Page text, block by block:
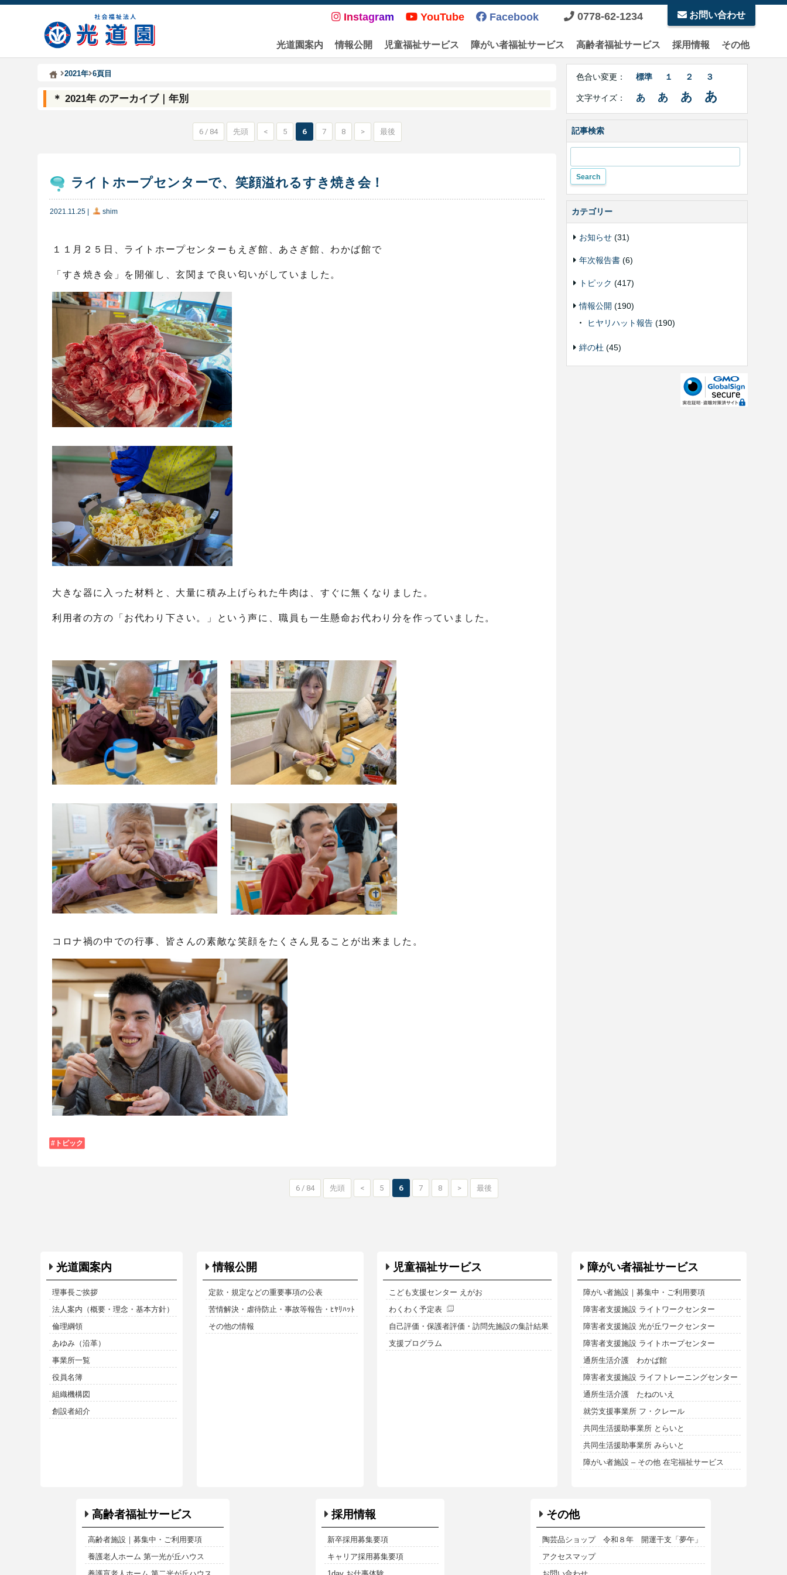
Instagram YouTube Facebook 0778-62-1234 お問い合わせ
光道園案内 情報公開 児童福祉サービス 障がい者福祉サービス 高齢者福祉サービス 採用情報 その他
Kodoen | Breadcrumbs list
社会福祉法人 光道園
2021年 6頁目
＊ 2021年 のアーカイブ｜年別
6 / 84 先頭 < 5 6 7 8 > 最後
ライトホープセンターで、笑顔溢れるすき焼き会！
2021.11.25 shim
１１月２５日、ライトホープセンターもえぎ館、あさぎ館、わかば館で
「すき焼き会」を開催し、玄関まで良い匂いがしていました。
大きな器に入った材料と、大量に積み上げられた牛肉は、すぐに無くなりました。
利用者の方の「お代わり下さい。」という声に、職員も一生懸命お代わり分を作っていました。
コロナ禍の中での行事、皆さんの素敵な笑顔をたくさん見ることが出来ました。
トピック
Right
Side
色
合
変
色合い変更： 標準 １ ２ ３
文字サイズ： あ あ あ あ
記事検索
カテゴリー
お知らせ (31)
年次報告書 (6)
トピック (417)
情報公開 (190)
ヒヤリハット報告 (190)
絆の杜 (45)
6 / 84 先頭 < 5 6 7 8 > 最後
光道園案内
理事長ご挨拶
法人案内（概要・理念・基本方針）
倫理綱領
あゆみ（沿革）
事業所一覧
役員名簿
組織機構図
創設者紹介
情報公開
定款・規定などの重要事項の公表
苦情解決・虐待防止・事故等報告・ﾋﾔﾘﾊｯﾄ
その他の情報
児童福祉サービス
こども支援センター えがお
わくわく予定表
自己評価・保護者評価・訪問先施設の集計結果
支援プログラム
障がい者福祉サービス
障がい者施設｜募集中・ご利用要項
障害者支援施設 ライトワークセンター
障害者支援施設 光が丘ワークセンター
障害者支援施設 ライトホープセンター
通所生活介護 わかば館
障害者支援施設 ライフトレーニングセンター
通所生活介護 たねのいえ
就労支援事業所 フ・クレール
共同生活援助事業所 とらいと
共同生活援助事業所 みらいと
障がい者施設 – その他 在宅福祉サービス
高齢者福祉サービス
高齢者施設｜募集中・ご利用要項
養護老人ホーム 第一光が丘ハウス
採用情報
新卒採用募集要項
キャリア採用募集要項
その他
陶芸品ショップ 令和８年 開運干支「夢午」
アクセスマップ